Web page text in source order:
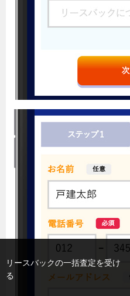
リースバックの一括査定を受け
る